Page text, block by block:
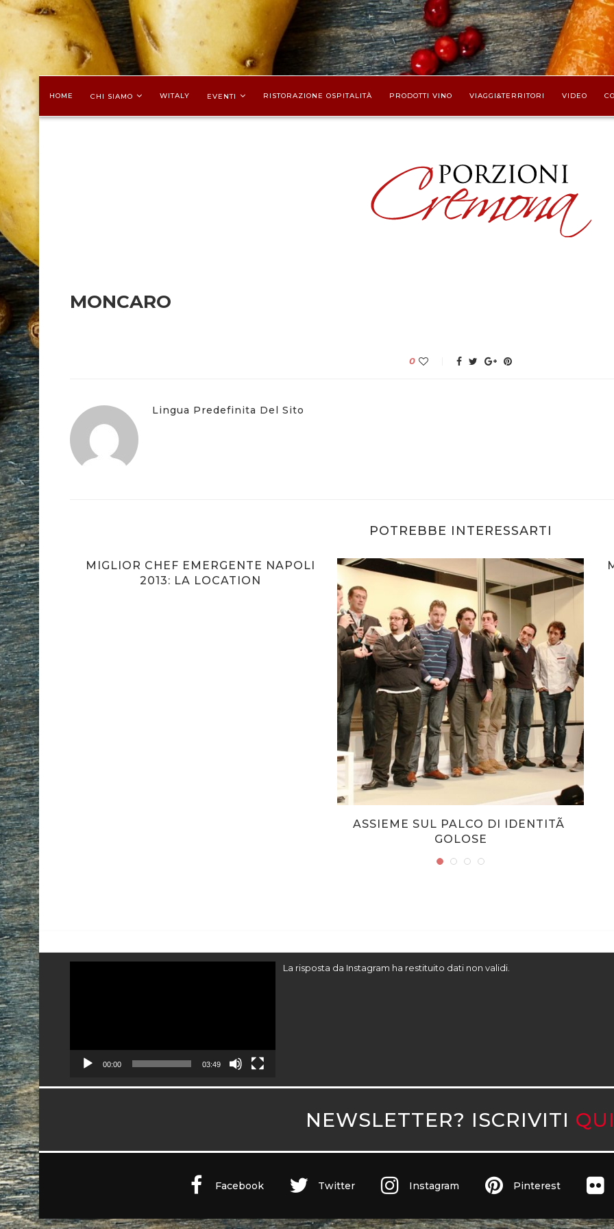
HOME CHI SIAMO WITALY EVENTI RISTORAZIONE OSPITALITÀ PRODOTTI VINO VIAGGI&TERRITORI VIDEO
MONCARO
0
Lingua Predefinita Del Sito
POTREBBE INTERESSARTI
MIGLIOR CHEF EMERGENTE NAPOLI
2013: LA LOCATION
ASSIEME SUL PALCO DI IDENTITÃ
GOLOSE
00:00 03:49
La risposta da Instagram ha restituito dati non validi.
NEWSLETTER? ISCRIVITI QUI
Facebook Twitter Instagram Pinterest